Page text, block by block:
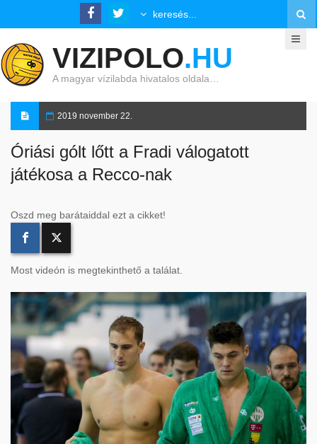
VIZIPOLO.HU
A magyar vízilabda hivatalos oldala…
2019 november 22.
Óriási gólt lőtt a Fradi válogatott
játékosa a Recco-nak
Oszd meg barátaiddal ezt a cikket!
Most videón is megtekinthető a találat.